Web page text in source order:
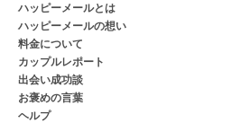
ハッピーメールとは
ハッピーメールの想い
料金について
カップルレポート
出会い成功談
お褒めの言葉
ヘルプ